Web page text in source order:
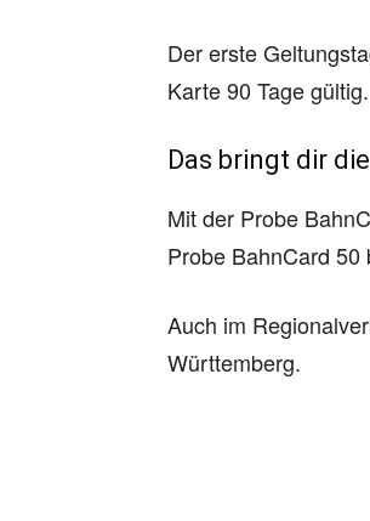
Der erste
Karte 90 Tage gültig.
Das bringt dir
Mit der Probe
Probe BahnCard
Auch im
Württemberg.